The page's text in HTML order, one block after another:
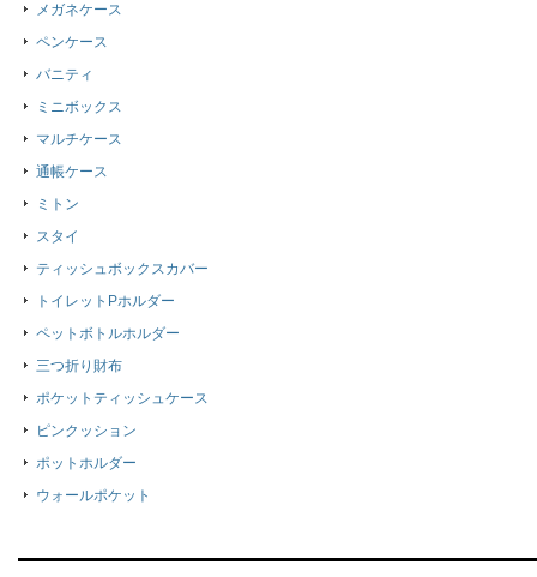
メガネケース
ペンケース
バニティ
ミニボックス
マルチケース
通帳ケース
ミトン
スタイ
ティッシュボックスカバー
トイレットPホルダー
ペットボトルホルダー
三つ折り財布
ポケットティッシュケース
ピンクッション
ポットホルダー
ウォールポケット